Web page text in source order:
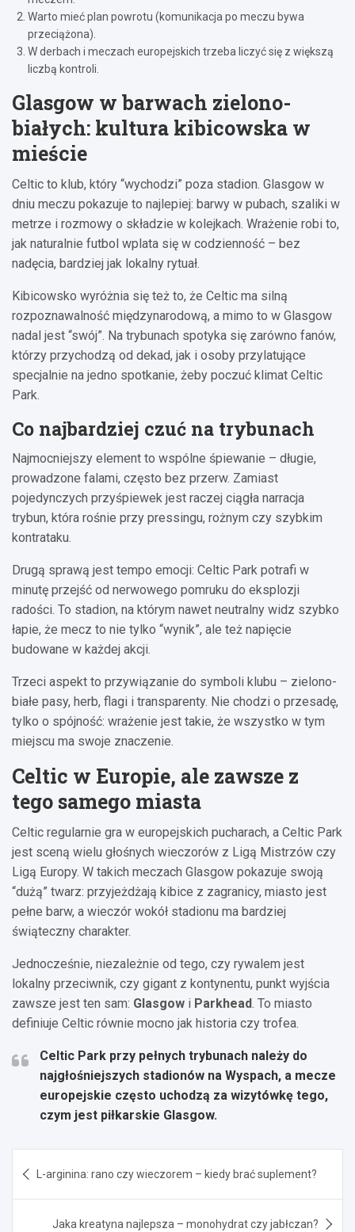
Warto mieć plan powrotu (komunikacja po meczu bywa
przeciążona).
W derbach i meczach europejskich trzeba liczyć się z większą
liczbą kontroli.
Glasgow w barwach zielono-
białych: kultura kibicowska w
mieście
Celtic to klub, który “wychodzi” poza stadion. Glasgow w
dniu meczu pokazuje to najlepiej: barwy w pubach, szaliki w
metrze i rozmowy o składzie w kolejkach. Wrażenie robi to,
jak naturalnie futbol wplata się w codzienność – bez
nadęcia, bardziej jak lokalny rytuał.
Kibicowsko wyróżnia się też to, że Celtic ma silną
rozpoznawalność międzynarodową, a mimo to w Glasgow
nadal jest “swój”. Na trybunach spotyka się zarówno fanów,
którzy przychodzą od dekad, jak i osoby przylatujące
specjalnie na jedno spotkanie, żeby poczuć klimat Celtic
Park.
Co najbardziej czuć na trybunach
Najmocniejszy element to wspólne śpiewanie – długie,
prowadzone falami, często bez przerw. Zamiast
pojedynczych przyśpiewek jest raczej ciągła narracja
trybun, która rośnie przy pressingu, rożnym czy szybkim
kontrataku.
Drugą sprawą jest tempo emocji: Celtic Park potrafi w
minutę przejść od nerwowego pomruku do eksplozji
radości. To stadion, na którym nawet neutralny widz szybko
łapie, że mecz to nie tylko “wynik”, ale też napięcie
budowane w każdej akcji.
Trzeci aspekt to przywiązanie do symboli klubu – zielono-
białe pasy, herb, flagi i transparenty. Nie chodzi o przesadę,
tylko o spójność: wrażenie jest takie, że wszystko w tym
miejscu ma swoje znaczenie.
Celtic w Europie, ale zawsze z
tego samego miasta
Celtic regularnie gra w europejskich pucharach, a Celtic Park
jest sceną wielu głośnych wieczorów z Ligą Mistrzów czy
Ligą Europy. W takich meczach Glasgow pokazuje swoją
“dużą” twarz: przyjeżdżają kibice z zagranicy, miasto jest
pełne barw, a wieczór wokół stadionu ma bardziej
świąteczny charakter.
Jednocześnie, niezależnie od tego, czy rywalem jest
lokalny przeciwnik, czy gigant z kontynentu, punkt wyjścia
zawsze jest ten sam: Glasgow i Parkhead. To miasto
definiuje Celtic równie mocno jak historia czy trofea.
Celtic Park przy pełnych trybunach należy do
najgłośniejszych stadionów na Wyspach, a mecze
europejskie często uchodzą za wizytówkę tego,
czym jest piłkarskie Glasgow.
wpisu
L-arginina: rano czy wieczorem – kiedy brać suplement?
Jaka kreatyna najlepsza – monohydrat czy jabłczan?